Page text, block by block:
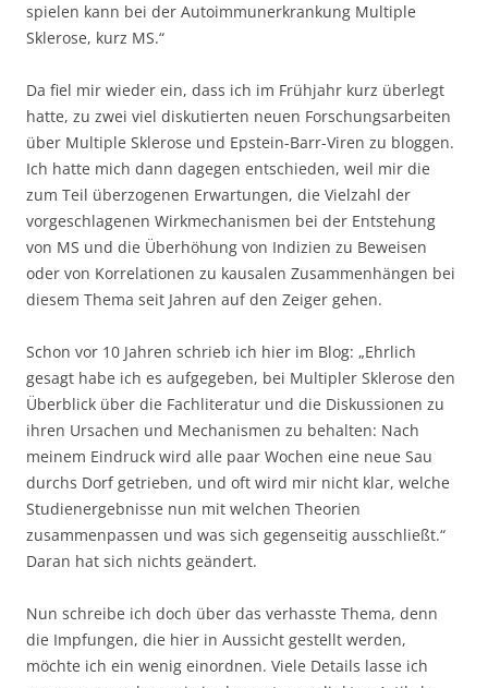
spielen kann bei der Autoimmunerkrankung Multiple
Sklerose, kurz MS.“
Da fiel mir wieder ein, dass ich im Frühjahr kurz überlegt
hatte, zu zwei viel diskutierten neuen Forschungsarbeiten
über Multiple Sklerose und Epstein-Barr-Viren zu bloggen.
Ich hatte mich dann dagegen entschieden, weil mir die
zum Teil überzogenen Erwartungen, die Vielzahl der
vorgeschlagenen Wirkmechanismen bei der Entstehung
von MS und die Überhöhung von Indizien zu Beweisen
oder von Korrelationen zu kausalen Zusammenhängen bei
diesem Thema seit Jahren auf den Zeiger gehen.
Schon vor 10 Jahren schrieb ich hier im Blog: „Ehrlich
gesagt habe ich es aufgegeben, bei Multipler Sklerose den
Überblick über die Fachliteratur und die Diskussionen zu
ihren Ursachen und Mechanismen zu behalten: Nach
meinem Eindruck wird alle paar Wochen eine neue Sau
durchs Dorf getrieben, und oft wird mir nicht klar, welche
Studienergebnisse nun mit welchen Theorien
zusammenpassen und was sich gegenseitig ausschließt.“
Daran hat sich nichts geändert.
Nun schreibe ich doch über das verhasste Thema, denn
die Impfungen, die hier in Aussicht gestellt werden,
möchte ich ein wenig einordnen. Viele Details lasse ich